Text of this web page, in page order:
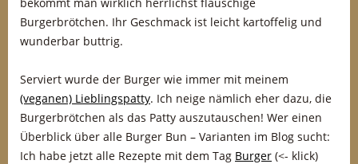
Burgerbrötchen. Ihr Geschmack ist leicht kartoffelig und
wunderbar buttrig.
Serviert wurde der Burger wie immer mit meinem
(veganen) Lieblingspatty. Ich neige nämlich eher dazu, die
Burgerbrötchen als das Patty auszutauschen! Wer einen
Überblick über alle Burger Bun – Varianten im Blog sucht:
Ich habe jetzt alle Rezepte mit dem Tag Burger (<- klick)